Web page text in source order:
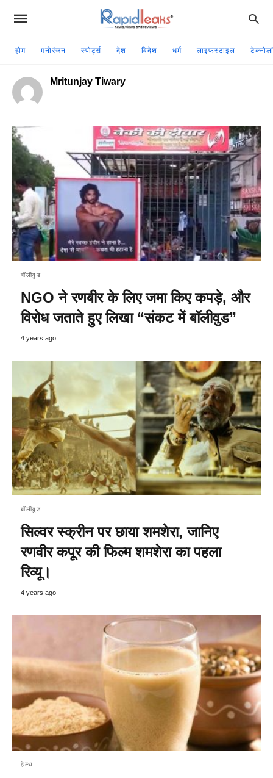
होम मनोरंजन स्पोर्ट्स देश विदेश धर्म लाइफस्टाइल
Mritunjay Tiwary
बॉलीवुड
NGO ने रणबीर के लिए जमा किए कपड़े, और
विरोध जताते हुए लिखा “संकट में बॉलीवुड”
4 years ago
बॉलीवुड
सिल्वर स्क्रीन पर छाया शमशेरा, जानिए
रणवीर कपूर की फिल्म शमशेरा का पहला
रिव्यू।
4 years ago
हेल्थ